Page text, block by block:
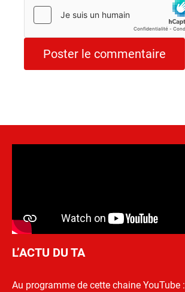
L’ACTU DU TA
Au programme de cette chaine YouTube :